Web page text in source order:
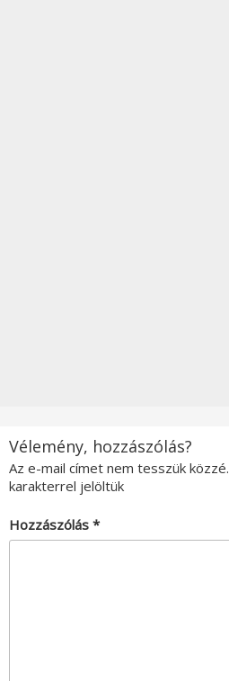
Vélemény, hozzászólás?
Az e-mail címet nem tesszük közzé.
karakterrel jelöltük
Hozzászólás *